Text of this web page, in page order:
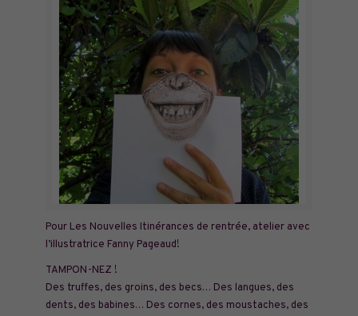
Pour Les Nouvelles Itinérances de rentrée, atelier avec
l’illustratrice Fanny Pageaud!
TAMPON-NEZ !
Des truffes, des groins, des becs… Des langues, des
dents, des babines… Des cornes, des moustaches, des